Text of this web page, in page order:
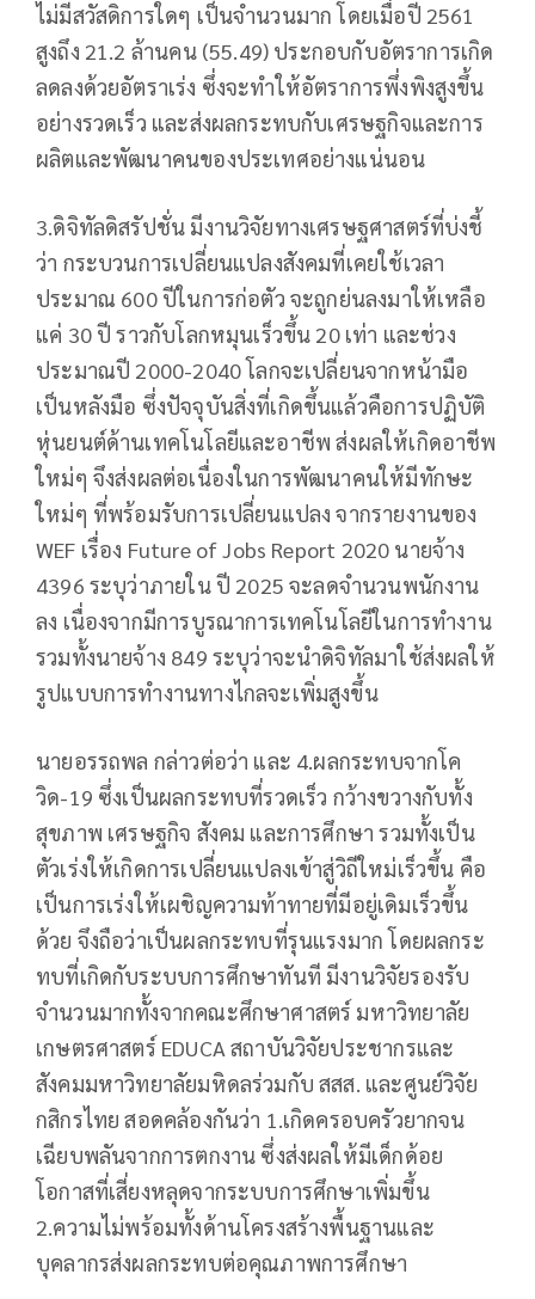
ไม่มีสวัสดิการใดๆ เป็นจำนวนมาก โดยเมื่อปี 2561
สูงถึง 21.2 ล้านคน (55.49) ประกอบกับอัตราการเกิด
ลดลงด้วยอัตราเร่ง ซึ่งจะทำให้อัตราการพึ่งพิงสูงขึ้น
อย่างรวดเร็ว และส่งผลกระทบกับเศรษฐกิจและการ
ผลิตและพัฒนาคนของประเทศอย่างแน่นอน
3.ดิจิทัลดิสรัปชั่น มีงานวิจัยทางเศรษฐศาสตร์ที่บ่งชี้
ว่า กระบวนการเปลี่ยนแปลงสังคมที่เคยใช้เวลา
ประมาณ 600 ปีในการก่อตัว จะถูกย่นลงมาให้เหลือ
แค่ 30 ปี ราวกับโลกหมุนเร็วขึ้น 20 เท่า และช่วง
ประมาณปี 2000-2040 โลกจะเปลี่ยนจากหน้ามือ
เป็นหลังมือ ซึ่งปัจจุบันสิ่งที่เกิดขึ้นแล้วคือการปฏิบัติ
หุ่นยนต์ด้านเทคโนโลยีและอาชีพ ส่งผลให้เกิดอาชีพ
ใหม่ๆ จึงส่งผลต่อเนื่องในการพัฒนาคนให้มีทักษะ
ใหม่ๆ ที่พร้อมรับการเปลี่ยนแปลง จากรายงานของ
WEF เรื่อง Future of Jobs Report 2020 นายจ้าง
4396 ระบุว่าภายใน ปี 2025 จะลดจำนวนพนักงาน
ลง เนื่องจากมีการบูรณาการเทคโนโลยีในการทำงาน
รวมทั้งนายจ้าง 849 ระบุว่าจะนำดิจิทัลมาใช้ส่งผลให้
รูปแบบการทำงานทางไกลจะเพิ่มสูงขึ้น
นายอรรถพล กล่าวต่อว่า และ 4.ผลกระทบจากโค
วิด-19 ซึ่งเป็นผลกระทบที่รวดเร็ว กว้างขวางกับทั้ง
สุขภาพ เศรษฐกิจ สังคม และการศึกษา รวมทั้งเป็น
ตัวเร่งให้เกิดการเปลี่ยนแปลงเข้าสู่วิถีใหม่เร็วขึ้น คือ
เป็นการเร่งให้เผชิญความท้าทายที่มีอยู่เดิมเร็วขึ้น
ด้วย จึงถือว่าเป็นผลกระทบที่รุนแรงมาก โดยผลกระ
ทบที่เกิดกับระบบการศึกษาทันที มีงานวิจัยรองรับ
จำนวนมากทั้งจากคณะศึกษาศาสตร์ มหาวิทยาลัย
เกษตรศาสตร์ EDUCA สถาบันวิจัยประชากรและ
สังคมมหาวิทยาลัยมหิดลร่วมกับ สสส. และศูนย์วิจัย
กสิกรไทย สอดคล้องกันว่า 1.เกิดครอบครัวยากจน
เฉียบพลันจากการตกงาน ซึ่งส่งผลให้มีเด็กด้อย
โอกาสที่เสี่ยงหลุดจากระบบการศึกษาเพิ่มขึ้น
2.ความไม่พร้อมทั้งด้านโครงสร้างพื้นฐานและ
บุคลากรส่งผลกระทบต่อคุณภาพการศึกษา